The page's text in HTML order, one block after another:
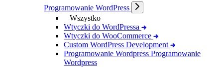
Programowanie WordPress
Wszystko
Wtyczki do WordPressa
Wtyczki do WooCommerce
Custom WordPress Development
Programowanie Wordpress Programowanie
Wordpress